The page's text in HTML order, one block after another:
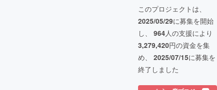
このプロジェクトは、
2025/05/29に募集を開始
し、 964人の支援により
3,279,420円の資金を集
め、 2025/07/15に募集を
終了しました